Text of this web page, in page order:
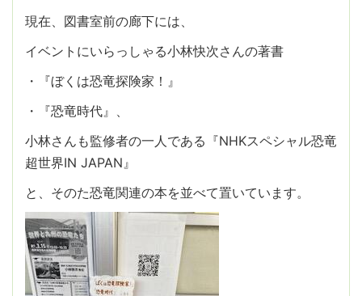
現在、図書室前の廊下には、
イベントにいらっしゃる小林快次さんの著書
・『ぼくは恐竜探険家！』
・『恐竜時代』、
小林さんも監修者の一人である『NHKスペシャル恐竜
超世界IN JAPAN』
と、そのた恐竜関連の本を並べて置いています。